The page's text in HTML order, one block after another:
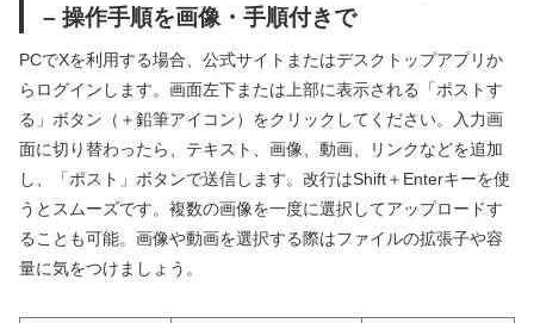
– 操作手順を画像・手順付きで
PCでXを利用する場合、公式サイトまたはデスクトップアプリか
らログインします。画面左下または上部に表示される「ポストす
る」ボタン（＋鉛筆アイコン）をクリックしてください。入力画
面に切り替わったら、テキスト、画像、動画、リンクなどを追加
し、「ポスト」ボタンで送信します。改行はShift＋Enterキーを使
うとスムーズです。複数の画像を一度に選択してアップロードす
ることも可能。画像や動画を選択する際はファイルの拡張子や容
量に気をつけましょう。